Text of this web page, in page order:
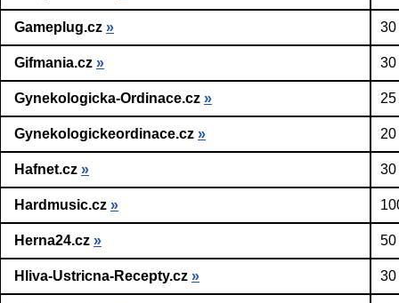
Gameplug.cz » 30
Gifmania.cz » 30
Gynekologicka-Ordinace.cz »
Gynekologickeordinace.cz »
Hafnet.cz » 30
Hardmusic.cz »
Herna24.cz » 50
Hliva-Ustricna-Recepty.cz » 30